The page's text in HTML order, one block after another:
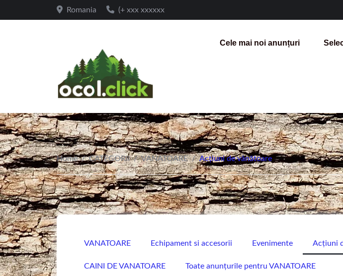
Romania (+ xxx xxxxxx
Cele mai noi anunțuri
Home / CATEGORII / VANATOARE / Acțiuni de vânătoare
VANATOARE Echipament si accesorii Evenimente Acțiuni
CAINI DE VANATOARE Toate anunțurile pentru VANATOARE